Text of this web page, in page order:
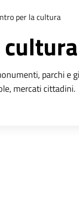
per la cultura
parchi e
mercati cittadini.